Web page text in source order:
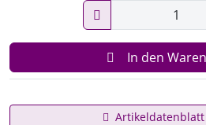
In den